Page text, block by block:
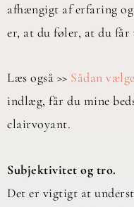
afhængigt af erfaring
er, at du føler, at du får
Læs også >> Sådan
indlæg, får du mine
clairvoyant.
Subjektivitet og tro.
Det er vigtigt at